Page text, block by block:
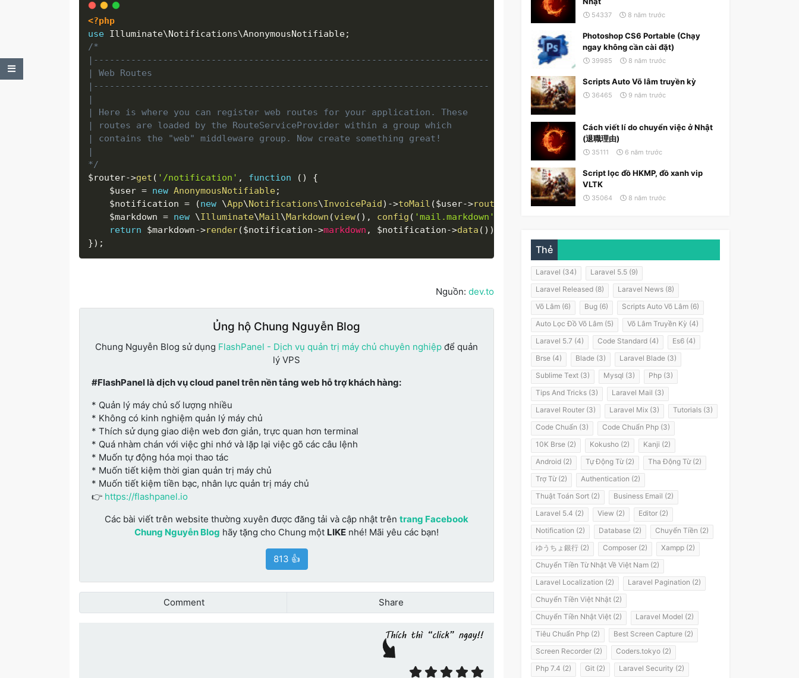
<?php
use Illuminate\Notifications\AnonymousNotifiable;
/*
|--------------------------------------------------------------------------
| Web Routes
|--------------------------------------------------------------------------
|
| Here is where you can register web routes for your application. These
| routes are loaded by the RouteServiceProvider within a group which
| contains the "web" middleware group. Now create something great!
|
*/
$router->get ( '/notification' , function ( )
{
$user = new AnonymousNotifiable;
$notification = (new \App\Notifications\InvoicePaid) ->toMail ($user->route 'mail' , ['test@example.nl'] ));
$markdown = new \Illuminate\Mail \Markdown (view( ) , config ( 'mail.markdown'
return
$markdown->render($notification->markdown , $notification->data ( ) )
}) ;
Nguồn: dev.to
Ủng hộ Chung Nguyễn Blog
Chung Nguyễn Blog sử dụng FlashPanel - Dịch vụ quản trị máy chủ chuyên nghiệp để quản
lý VPS
#FlashPanel là dịch vụ cloud panel trên nền tảng web hỗ trợ khách hàng:
* Quản lý máy chủ số lượng nhiều
* Không có kinh nghiệm quản lý máy chủ
* Thích sử dụng giao diện web đơn giản, trực quan hơn terminal
* Quá nhàm chán với việc ghi nhớ và lặp lại việc gõ các câu lệnh
* Muốn tự động hóa mọi thao tác
* Muốn tiết kiệm thời gian quản trị máy chủ
* Muốn tiết kiệm tiền bạc, nhân lực quản trị máy chủ
👉 https://flashpanel.io
Các bài viết trên website thường xuyên được đăng tải và cập nhật trên trang Facebook
Chung Nguyễn Blog hãy tặng cho Chung một LIKE nhé! Mãi yêu các bạn!
813 👍
Comment Share
Table of Contents
54337 8 năm trước
Photoshop CS6 Portable (Chạy
ngay không cần cài đặt)
39985 8 năm trước
Scripts Auto Võ lâm truyền kỳ
36465 9 năm trước
Cách viết lí do chuyển việc ở Nhật
(退職理由)
35111 6 năm trước
Script lọc đồ HKMP, đồ xanh vip
VLTK
35064 8 năm trước
Thẻ
Laravel (34)
Laravel 5.5 (9)
Laravel Released (8)
Laravel News (8)
Võ Lâm (6)
Bug (6)
Scripts Auto Võ Lâm (6)
Auto Lọc Đồ Võ Lâm (5)
Võ Lâm Truyền Kỳ (4)
Laravel 5.7 (4)
Code Standard (4)
Es6 (4)
Brse (4)
Blade (3)
Laravel Blade (3)
Sublime Text (3)
Mysql (3)
Php (3)
Tips And Tricks (3)
Laravel Mail (3)
Laravel Router (3)
Laravel Mix (3)
Tutorials (3)
Code Chuẩn (3)
Code Chuẩn Php (3)
10K Brse (2)
Kokusho (2)
Kanji (2)
Android (2)
Tự Động Từ (2)
Tha Động Từ (2)
Trợ Từ (2)
Authentication (2)
Thuật Toán Sort (2)
Business Email (2)
Laravel 5.4 (2)
View (2)
Editor (2)
Notification (2)
Database (2)
Chuyển Tiền (2)
ゆうちょ銀行 (2)
Composer (2)
Xampp (2)
Chuyển Tiền Từ Nhật Về Việt Nam (2)
Laravel Localization (2)
Laravel Pagination (2)
Chuyển Tiền Việt Nhật (2)
Chuyển Tiền Nhật Việt (2)
Laravel Model (2)
Tiêu Chuẩn Php (2)
Best Screen Capture (2)
Screen Recorder (2)
Coders.tokyo (2)
Php 7.4 (2)
Git (2)
Laravel Security (2)